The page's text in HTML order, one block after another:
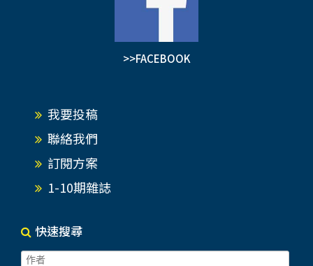
>>FACEBOOK
我要投稿
聯絡我們
訂閱方案
1-10期雜誌
快速搜尋